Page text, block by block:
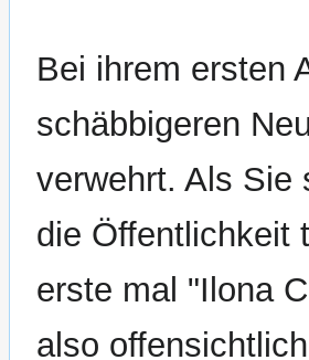
Bei ihrem ersten
schäbbigeren
verwehrt. Als Sie
die Öffentlichkeit
erste mal "Ilona
also